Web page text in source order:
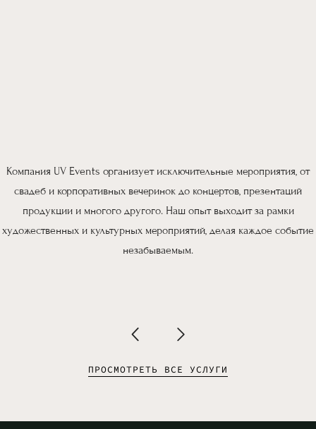
Компания UV Events организует исключительные мероприятия, от
свадеб и корпоративных вечеринок до концертов, презентаций
продукции и многого другого. Наш опыт выходит за рамки
художественных и культурных мероприятий, делая каждое событие
незабываемым.
ПРОСМОТРЕТЬ ВСЕ УСЛУГИ